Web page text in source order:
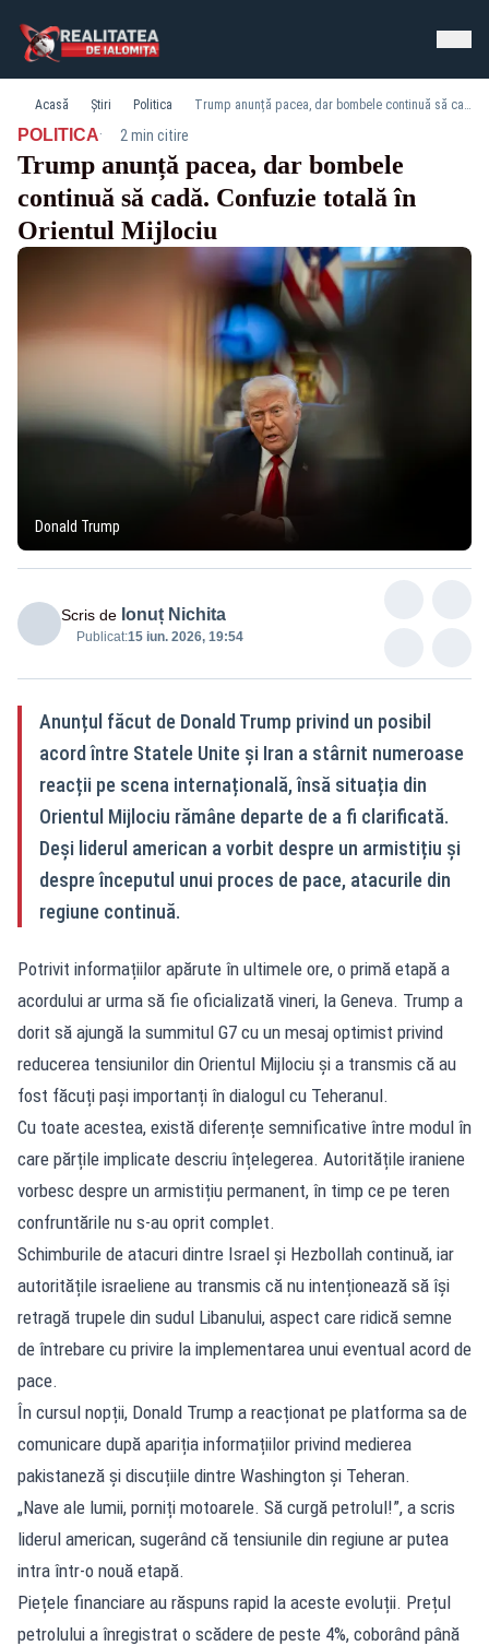
Acasă Știri Politica Trump anunță pacea, dar bombele continuă să cadă. Confuzie totală în Orientul Mijlociu
POLITICA· 2 min citire
Trump anunță pacea, dar bombele
continuă să cadă. Confuzie totală în
Orientul Mijlociu
Donald Trump
Scris de Ionuț Nichita
Publicat:15 iun. 2026, 19:54
Anunțul făcut de Donald Trump privind un posibil
acord între Statele Unite și Iran a stârnit numeroase
reacții pe scena internațională, însă situația din
Orientul Mijlociu rămâne departe de a fi clarificată.
Deși liderul american a vorbit despre un armistițiu și
despre începutul unui proces de pace, atacurile din
regiune continuă.
Potrivit informațiilor apărute în ultimele ore, o primă etapă a
acordului ar urma să fie oficializată vineri, la Geneva. Trump a
dorit să ajungă la summitul G7 cu un mesaj optimist privind
reducerea tensiunilor din Orientul Mijlociu și a transmis că au
fost făcuți pași importanți în dialogul cu Teheranul.
Cu toate acestea, există diferențe semnificative între modul în
care părțile implicate descriu înțelegerea. Autoritățile iraniene
vorbesc despre un armistițiu permanent, în timp ce pe teren
confruntările nu s-au oprit complet.
Schimburile de atacuri dintre Israel și Hezbollah continuă, iar
autoritățile israeliene au transmis că nu intenționează să își
retragă trupele din sudul Libanului, aspect care ridică semne
de întrebare cu privire la implementarea unui eventual acord de
pace.
În cursul nopții, Donald Trump a reacționat pe platforma sa de
comunicare după apariția informațiilor privind medierea
pakistaneză și discuțiile dintre Washington și Teheran.
„Nave ale lumii, porniți motoarele. Să curgă petrolul!”, a scris
liderul american, sugerând că tensiunile din regiune ar putea
intra într-o nouă etapă.
Piețele financiare au răspuns rapid la aceste evoluții. Prețul
petrolului a înregistrat o scădere de peste 4%, coborând până